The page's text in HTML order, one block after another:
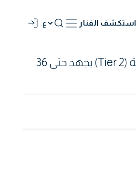
استكشف الفنار ع
محولات الراتنج المصبوب بتصميم صديق للبيئة (Tier 2) بجهد حتى 36